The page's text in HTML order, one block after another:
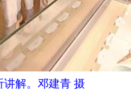
讲解。邓建青 摄